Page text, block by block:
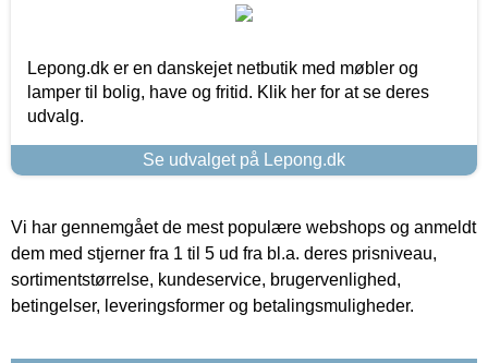
Lepong.dk er en danskejet netbutik med møbler og
lamper til bolig, have og fritid. Klik her for at se deres
udvalg.
Se udvalget på Lepong.dk
Vi har gennemgået de mest populære webshops og anmeldt
dem med stjerner fra 1 til 5 ud fra bl.a. deres prisniveau,
sortimentstørrelse, kundeservice, brugervenlighed,
betingelser, leveringsformer og betalingsmuligheder.